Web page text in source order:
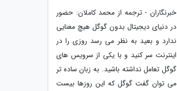
خبرنگاران - ترجمه از محمد کاملان: حضور
در دنیای دیجیتال بدون گوگل هیچ معنایی
ندارد و بعید به نظر می رسد روزی را در
اینترنت سر کنید و با یکی از سرویس های
گوگل تعامل نداشته باشید. به زبان ساده تر
می توان گفت گوگل که این روزها بیست